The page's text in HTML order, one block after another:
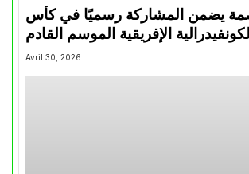
يضمن المشاركة رسميًا في كأس
Avril 30, 2026